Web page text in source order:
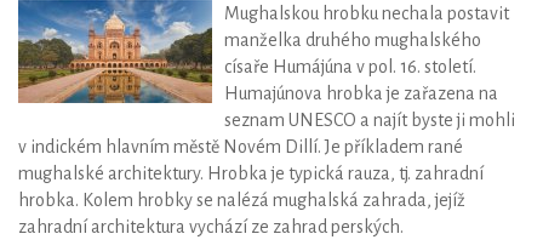
Mughalskou hrobku nechala postavit
manželka druhého mughalského
císaře Humájúna v pol. 16. století.
Humajúnova hrobka je zařazena na
seznam UNESCO a najít byste ji mohli
v indickém hlavním městě Novém Dillí. Je příkladem rané
mughalské architektury. Hrobka je typická rauza, tj. zahradní
hrobka. Kolem hrobky se nalézá mughalská zahrada, jejíž
zahradní architektura vychází ze zahrad perských.